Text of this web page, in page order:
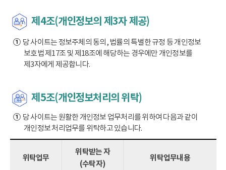
제4조(개인정보의 제3자 제공)
①당 사이트는 정보주체의 동의, 법률의 특별한 규정 등 개인정보
보호법 제17조 및 제18조에 해당하는 경우에만 개인정보를
제3자에게 제공합니다.
제5조(개인정보처리의 위탁)
①당 사이트는 원활한 개인정보 업무처리를 위하여 다음과 같이
개인정보 처리업무를 위탁하고 있습니다.
위탁업무
위탁받는 자
(수탁자)
위탁업무내용